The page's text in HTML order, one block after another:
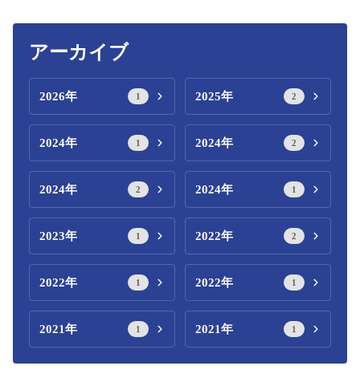
アーカイブ
2026年 1 2025年 2
2024年 1 2024年 2
2024年 2 2024年 1
2023年 1 2022年 2
2022年 1 2022年 1
2021年 1 2021年 1